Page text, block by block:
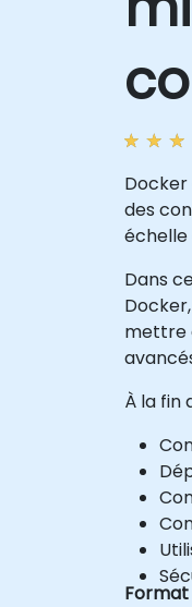
des
échelle
Dans
mettre
À la fin